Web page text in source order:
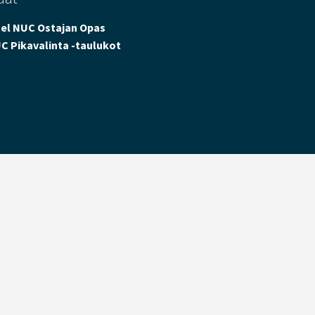
NUC Ostajan Opas
Pikavalinta -taulukot